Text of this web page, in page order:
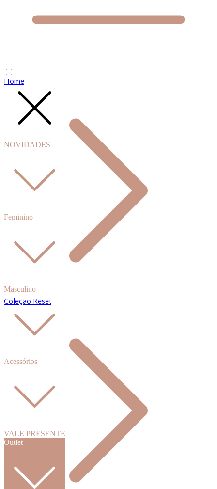
NOVIDADES
Feminino
Masculino
Acessórios
VALE PRESENTE
Outlet
Home
Coleção Reset